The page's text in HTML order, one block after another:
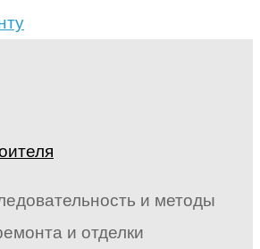
и методы
и отделки